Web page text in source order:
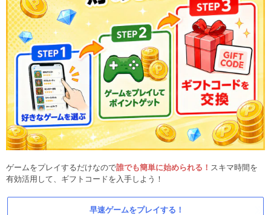
ゲームをプレイするだけなので誰でも簡単に始められる！ スキマ時間を
有効活用して、ギフトコードを入手しよう！
早速ゲームをプレイする！